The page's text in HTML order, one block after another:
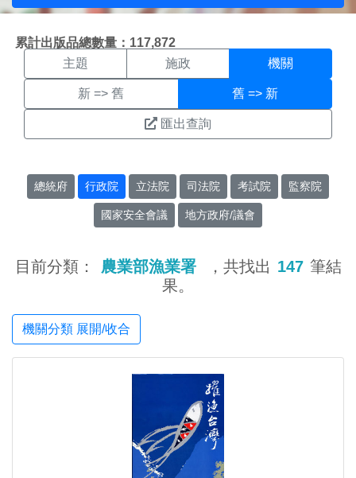
累計出版品總數量：117,872
機關搜尋結果頁面
主題 施政 機關
新 => 舊 舊 => 新
匯出查詢
總統府 行政院 立法院 司法院 考試院 監察院
國家安全會議 地方政府/議會
目前分類： 農業部漁業署 ，共找出 147 筆結
果。
機關分類 展開/收合